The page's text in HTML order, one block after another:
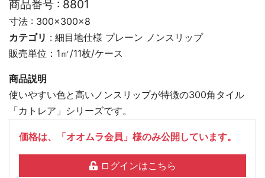
商品番号 : 8801
寸法 : 300×300×8
カテゴリ : 細目地仕様 プレーン ノンスリップ
販売単位：1㎡/11枚/ケース
商品説明
使いやすい色と高いノンスリップが特徴の300角タイル
「カトレア」シリーズです。
価格は、「オオムラ会員」様のみ公開しています。
ログインはこちら